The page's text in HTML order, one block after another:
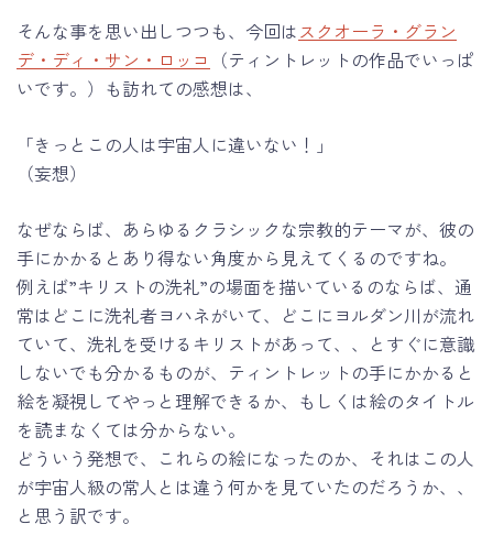
そんな事を思い出しつつも、今回はスクオーラ・グラン
デ・ディ・サン・ロッコ
（ティントレットの作品でいっぱ
いです。）も訪れての感想は、
「きっとこの人は宇宙人に違いない！」
（妄想）
なぜならば、あらゆるクラシックな宗教的テーマが、彼の
手にかかるとあり得ない角度から見えてくるのですね。
例えば”キリストの洗礼”の場面を描いているのならば、通
常はどこに洗礼者ヨハネがいて、どこにヨルダン川が流れ
ていて、洗礼を受けるキリストがあって、、とすぐに意識
しないでも分かるものが、ティントレットの手にかかると
絵を凝視してやっと理解できるか、もしくは絵のタイトル
を読まなくては分からない。
どういう発想で、これらの絵になったのか、それはこの人
が宇宙人級の常人とは違う何かを見ていたのだろうか、、
と思う訳です。